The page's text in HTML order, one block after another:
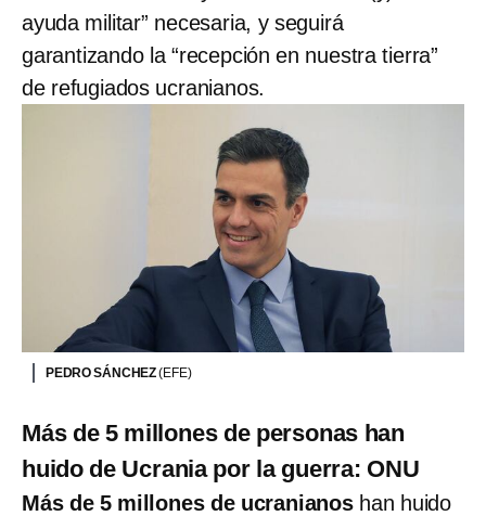
ayuda militar” necesaria, y seguirá
garantizando la “recepción en nuestra tierra”
de refugiados ucranianos.
PEDRO SÁNCHEZ(EFE)
Más de 5 millones de personas han
huido de Ucrania por la guerra: ONU
Más de 5 millones de ucranianos han huido